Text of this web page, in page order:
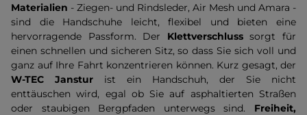
Materialien - Ziegen- und Rindsleder, Air Mesh und Amara -
sind die Handschuhe leicht, flexibel und bieten eine
hervorragende Passform. Der Klettverschlusssorgt für
einen schnellen und sicheren Sitz, so dass Sie sich voll und
ganz auf Ihre Fahrt konzentrieren können. Kurz gesagt, der
W-TEC Janstur ist ein Handschuh, der Sie nicht
enttäuschen wird, egal ob Sie auf asphaltierten Straßen
oder staubigen Bergpfaden unterwegs sind. Freiheit,